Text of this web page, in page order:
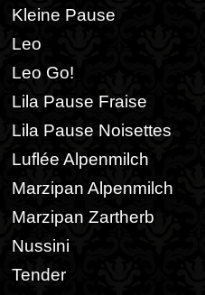
Kleine Pause
Leo
Leo Go!
Lila Pause Fraise
Lila Pause Noisettes
Luflée Alpenmilch
Marzipan Alpenmilch
Marzipan Zartherb
Nussini
Tender